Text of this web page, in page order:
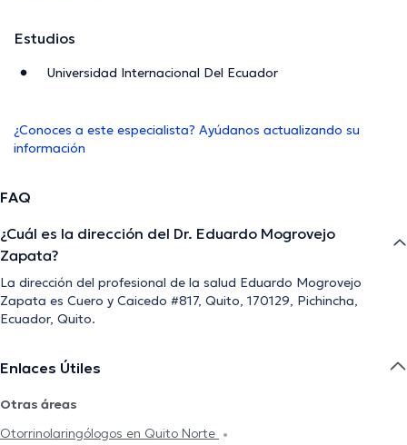
Estudios
Universidad Internacional Del Ecuador
¿Conoces a este especialista? Ayúdanos actualizando su
información
FAQ
¿Cuál es la dirección del Dr. Eduardo Mogrovejo
Zapata?
La dirección del profesional de la salud Eduardo Mogrovejo
Zapata es Cuero y Caicedo #817, Quito, 170129, Pichincha,
Ecuador, Quito.
Enlaces Útiles
Otras áreas
Otorrinolaringólogos en Quito Norte